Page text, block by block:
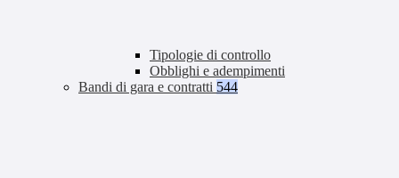
Tipologie di controllo
Obblighi e adempimenti
Bandi di gara e contratti 544